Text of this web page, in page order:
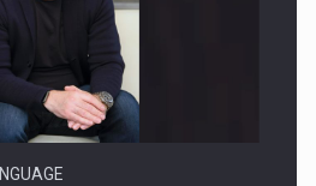
RETHINK STRATEGY-Finantare